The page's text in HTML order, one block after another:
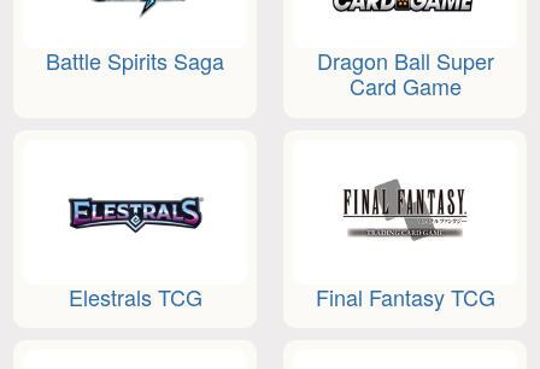
Battle Spirits Saga
Dragon Ball Super
Card Game
Elestrals TCG Final Fantasy TCG